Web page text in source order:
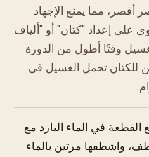
أقصر، مما يمنع الإجهاد
على إعداد "كتان" أو "ألياف
وقتًا أطول من الدورة
للكتان تحمل الغسيل في
في الماء البارد مع
بلطف، واشطفها مرتين بالماء